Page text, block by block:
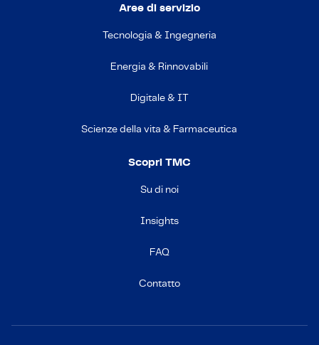
Aree di servizio
Tecnologia & Ingegneria
Energia & Rinnovabili
Digitale & IT
Scienze della vita & Farmaceutica
Scopri TMC
Su di noi
Insights
FAQ
Contatto